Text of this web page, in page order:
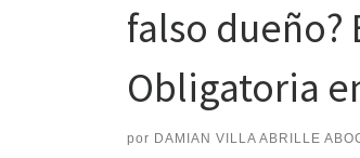
falso dueño?
Obligatoria
por DAMIAN VILLA ABRILLE